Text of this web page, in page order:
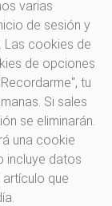
varias
de sesión y
Las cookies de
de opciones
tu
Si sales
se eliminarán.
una cookie
incluye datos
que